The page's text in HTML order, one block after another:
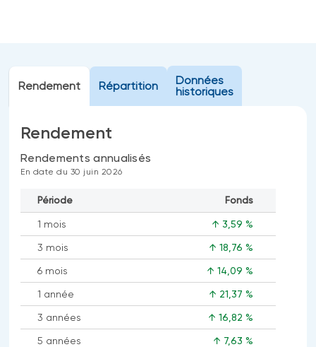
SOLUTIONS DE LIQUIDITÉ
Compte Surintérêt Altamira BNI
CATÉGORIES D'ACTIFS
Actions
Fonds équilibré
Marché monétaire
Revenu fixe
Alternatif
(Portefeuilles Méritage)
Rendement Répartition
Données
historiques
Rendement
Rendements annualisés
En date du 30 juin 2026
Période Fonds
1 mois ↑ 3,59 %
3 mois ↑ 18,76 %
6 mois ↑ 14,09 %
1 année ↑ 21,37 %
3 années ↑ 16,82 %
5 années ↑ 7,63 %